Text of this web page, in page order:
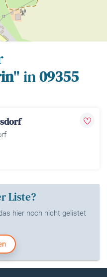
" in09355
Liste?
hier noch nicht gelistet